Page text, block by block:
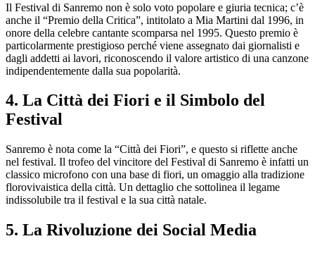
Il Festival di Sanremo non è solo voto popolare e giuria tecnica; c’è
anche il “Premio della Critica”, intitolato a Mia Martini dal 1996, in
onore della celebre cantante scomparsa nel 1995. Questo premio è
particolarmente prestigioso perché viene assegnato dai giornalisti e
dagli addetti ai lavori, riconoscendo il valore artistico di una canzone
indipendentemente dalla sua popolarità.
4. La Città dei Fiori e il Simbolo del
Festival
Sanremo è nota come la “Città dei Fiori”, e questo si riflette anche
nel festival. Il trofeo del vincitore del Festival di Sanremo è infatti un
classico microfono con una base di fiori, un omaggio alla tradizione
florovivaistica della città. Un dettaglio che sottolinea il legame
indissolubile tra il festival e la sua città natale.
5. La Rivoluzione dei Social Media